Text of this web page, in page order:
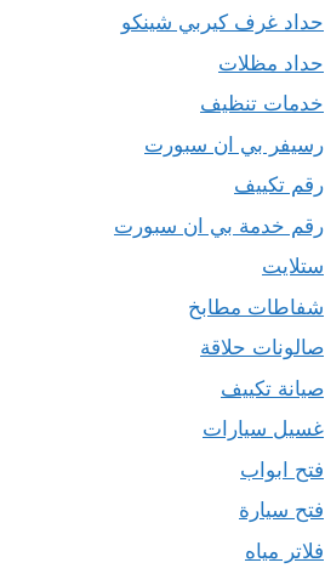
حداد غرف كيربي شينكو
حداد مظلات
خدمات تنظيف
رسيفر بي ان سبورت
رقم تكييف
رقم خدمة بي ان سبورت
ستلايت
شفاطات مطابخ
صالونات حلاقة
صيانة تكييف
غسيل سيارات
فتح ابواب
فتح سيارة
فلاتر مياه